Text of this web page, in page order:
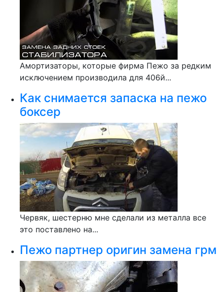
Амортизаторы, которые фирма Пежо за редким
исключением производила для 406й...
Как снимается запаска на пежо
боксер
Червяк, шестерню мне сделали из металла все
это поставлено на...
Пежо партнер оригин замена грм